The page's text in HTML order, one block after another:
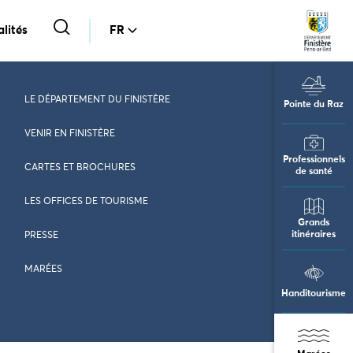
FR
Pointe du Raz
Professionnels
de santé
Grands
itinéraires
Handitourisme
LE DÉPARTEMENT DU FINISTÈRE
VENIR EN FINISTÈRE
CARTES ET BROCHURES
LES OFFICES DE TOURISME
PRESSE
MARÉES